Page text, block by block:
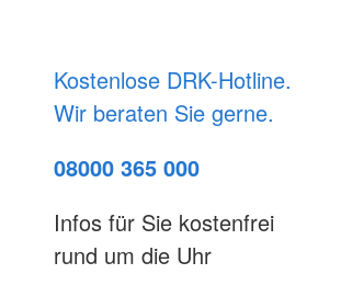
Kostenlose DRK-Hotline.
Wir beraten Sie gerne.
08000 365 000
Infos für Sie kostenfrei
rund um die Uhr